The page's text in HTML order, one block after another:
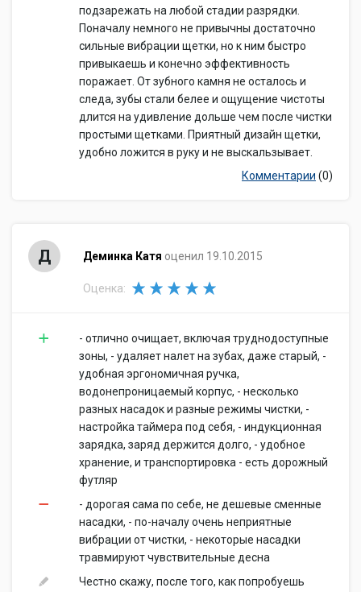
подзарежать на любой стадии разрядки.
Поначалу немного не привычны достаточно
сильные вибрации щетки, но к ним быстро
привыкаешь и конечно эффективность
поражает. От зубного камня не осталось и
следа, зубы стали белее и ощущение чистоты
длится на удивление дольше чем после чистки
простыми щетками. Приятный дизайн щетки,
удобно ложится в руку и не выскальзывает.
Комментарии (0)
Д Деминка Катя оценил 19.10.2015
Оценка:
- отлично очищает, включая труднодоступные
зоны, - удаляет налет на зубах, даже старый, -
удобная эргономичная ручка,
водонепроницаемый корпус, - несколько
разных насадок и разные режимы чистки, -
настройка таймера под себя, - индукционная
зарядка, заряд держится долго, - удобное
хранение, и транспортировка - есть дорожный
футляр
- дорогая сама по себе, не дешевые сменные
насадки, - по-началу очень неприятные
вибрации от чистки, - некоторые насадки
травмируют чувствительные десна
Честно скажу, после того, как попробуешь